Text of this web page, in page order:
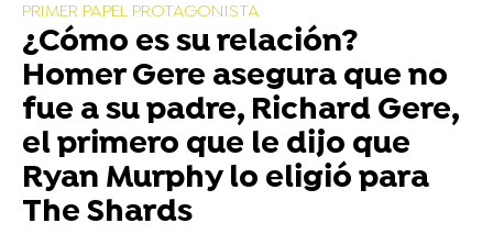
PRIMER PAPEL PROTAGONISTA
¿Cómo es su relación?
Homer Gere asegura que no
fue a su padre, Richard Gere,
el primero que le dijo que
Ryan Murphy lo eligió para
The Shards